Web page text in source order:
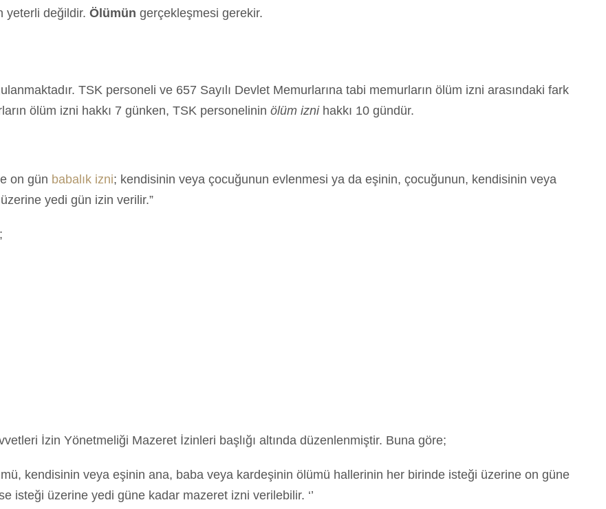
yeterli değildir. Ölümün gerçekleşmesi gerekir.
TSK personeli ve 657 Sayılı Devlet Memurlarına tabi memurların ölüm izni arasındaki fark
ölüm izni hakkı 7 günken, TSK personelinin ölüm iznihakkı 10 gündür.
on gün babalık izni; kendisinin veya çocuğunun evlenmesi ya da eşinin, çocuğunun, kendisinin veya
yedi gün izin verilir.”
İzin Yönetmeliği Mazeret İzinleri başlığı altında düzenlenmiştir. Buna göre;
kendisinin veya eşinin ana, baba veya kardeşinin ölümü hallerinin her birinde isteği üzerine on güne
isteği üzerine yedi güne kadar mazeret izni verilebilir. ‘’